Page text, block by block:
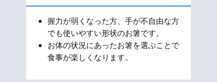
握力が弱くなった方、手が不自由な方
でも使いやすい形状のお箸です。
お体の状況にあったお箸を選ぶことで
食事が楽しくなります。